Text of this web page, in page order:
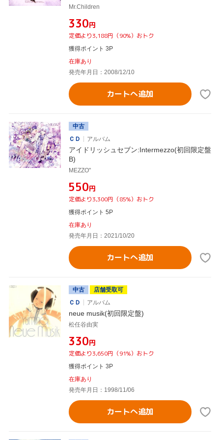
Mr.Children
¥330円
定価より3,188円（90%）おトク
獲得ポイント 3P
在庫あり
発売年月日：2008/12/10
カートへ追加
中古
ＣＤ
アルバム
アイドリッシュセブン:Intermezzo(初回限定盤
B)
MEZZO"
¥550円
定価より3,300円（85%）おトク
獲得ポイント 5P
在庫あり
発売年月日：2021/10/20
カートへ追加
中古
店舗受取可
ＣＤ
アルバム
neue musik(初回限定盤)
松任谷由実
¥330円
定価より3,650円（91%）おトク
獲得ポイント 3P
在庫あり
発売年月日：1998/11/06
カートへ追加